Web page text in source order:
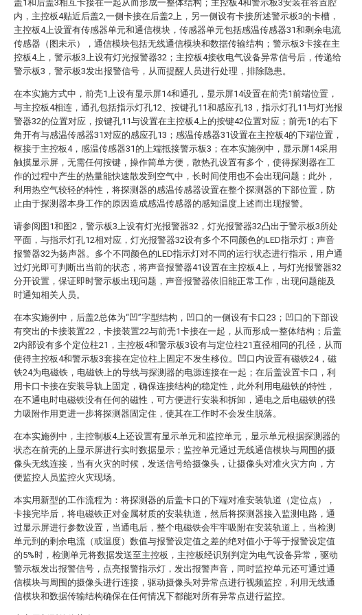
盖1和后盖3相互卡接在一起从而形成一整体结构；主控板4和警示板3安装在容置腔
内，主控板4贴近后盖2,一侧卡接在后盖2上，另一侧设有卡接所述警示板3的卡槽，
主控板4上设置有传感器单元和通信模块，传感器单元包括感温传感器31和剩余电流
传感器（图未示），通信模块包括无线通信模块和数据传输结构；警示板3卡接在主
控板4上，警示板3上设有灯光报警器32；主控板4接收电气设备异常信号后，传递给
警示板3，警示板3发出报警信号，从而提醒人员进行处理，排除隐患。
在本实施方式中，前壳1上设有显示屏14和通孔，显示屏14设置在前壳1前端位置，
与主控板4相连，通孔包括指示灯孔12、按键孔11和感应孔13，指示灯孔11与灯光报
警器32的位置对应，按键孔11与设置在主控板4上的按键42位置对应；前壳1的右下
角开有与感温传感器31对应的感应孔13；感温传感器31设置在主控板4的下端位置，
枢接于主控板4，感温传感器31的上端抵接警示板3；在本实施例中，显示屏14采用
触摸显示屏，无需任何按键，操作简单方便，散热孔设置有多个，使得探测器在工
作的过程中产生的热量能快速散发到空气中，长时间使用也不会出现问题；此外，
利用热空气较轻的特性，将探测器的感温传感器设置在整个探测器的下部位置，防
止由于探测器本身工作的原因造成感温传感器的感知温度上述而出现报警。
请参阅图1和图2，警示板3上设有灯光报警器32，灯光报警器32凸出于警示板3所处
平面，与指示灯孔12相对应，灯光报警器32设有多个不同颜色的LED指示灯；声音
报警器32为扬声器。多个不同颜色的LED指示灯对不同的运行状态进行指示，用户通
过灯光即可判断出当前的状态，将声音报警器41设置在主控板4上，与灯光报警器32
分开设置，保证即时警示板出现问题，声音报警器依旧能正常工作，出现问题能及
时通知相关人员。
在本实施例中，后盖2总体为“凹”字型结构，凹口的一侧设有卡口23；凹口的下部设
有突出的卡接装置22，卡接装置22与前壳1卡接在一起，从而形成一整体结构；后盖
2内部设有多个定位柱21，主控板4和警示板3设有与定位柱21直径相同的孔径，从而
使得主控板4和警示板3套接在定位柱上固定不发生移位。凹口内设置有磁铁24，磁
铁24为电磁铁，电磁铁上的导线与探测器的电源连接在一起；在后盖设置卡口，利
用卡口卡接在安装导轨上固定，确保连接结构的稳定性，此外利用电磁铁的特性，
在不通电时电磁铁没有任何的磁性，可方便进行安装和拆卸，通电之后电磁铁的强
力吸附作用更进一步将探测器固定住，使其在工作时不会发生脱落。
在本实施例中，主控制板4上还设置有显示单元和监控单元，显示单元根据探测器的
状态在前壳的上显示屏进行实时数据显示；监控单元通过无线通信模块与周围的摄
像头无线连接，当有火灾的时候，发送信号给摄像头，让摄像头对准火灾方向，方
便监控人员监控火灾现场。
本实用新型的工作流程为：将探测器的后盖卡口的下端对准安装轨道（定位点），
卡接完毕后，将电磁铁正对金属材质的安装轨道，然后将探测器接入监测电路，通
过显示屏进行参数设置，当通电后，整个电磁铁会牢牢吸附在安装轨道上，当检测
单元到的剩余电流（或温度）数值与报警设定值之差的绝对值小于等于报警设定值
的5%时，检测单元将数据发送至主控板，主控板经识别判定为电气设备异常，驱动
警示板发出报警信号，点亮报警指示灯，发出报警声音，同时监控单元还可通过通
信模块与周围的摄像头进行连接，驱动摄像头对异常点进行视频监控，利用无线通
信模块和数据传输结构确保在任何情况下都能对所有异常点进行监控。